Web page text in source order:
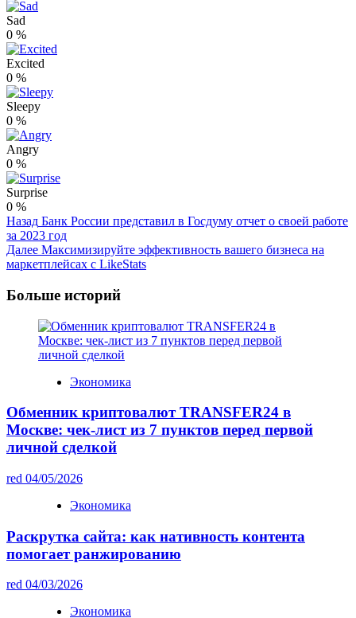
Sad
0 %
Excited
0 %
Sleepy
0 %
Angry
0 %
Surprise
0 %
Post
Navigation
Назад Банк России представил в Госдуму отчет о своей работе
за 2023 год
Далее Максимизируйте эффективность вашего бизнеса на
маркетплейсах с LikeStats
Больше историй
Экономика
Обменник криптовалют TRANSFER24 в
Москве: чек-лист из 7 пунктов перед первой
личной сделкой
red 04/05/2026
Экономика
Раскрутка сайта: как нативность контента
помогает ранжированию
red 04/03/2026
Экономика